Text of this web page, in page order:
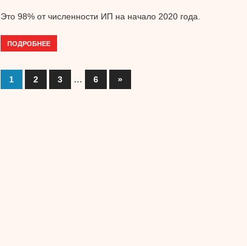
Это 98% от численности ИП на начало 2020 года.
ПОДРОБНЕЕ
Навигация
1 2 3 … 6
Следующее
записи
»